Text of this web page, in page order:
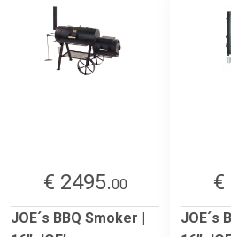
€ 2495.00
JOE´s BBQ Smoker |
€
JOE´s